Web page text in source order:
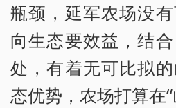
瓶颈，延军农场没
向生态要效益，结
处，有着无可比拟
态优势，农场打算在